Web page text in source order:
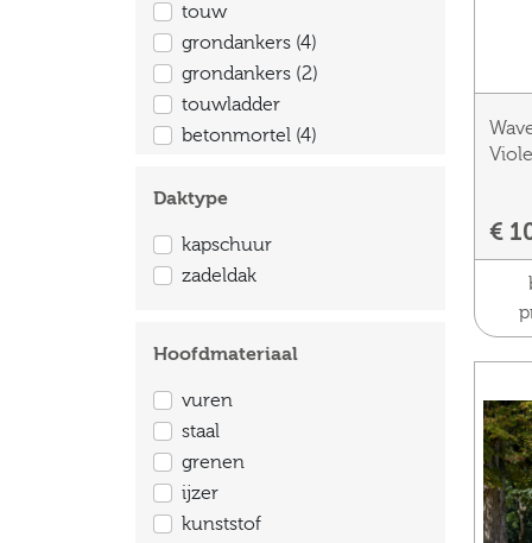
touw
grondankers (4)
grondankers (2)
touwladder
betonmortel (4)
Daktype
kapschuur
zadeldak
Hoofdmateriaal
vuren
staal
grenen
ijzer
kunststof
€